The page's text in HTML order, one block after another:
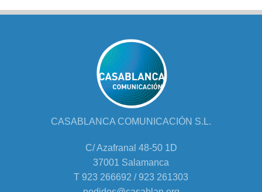
CASABLANCA COMUNICACIÓN S.L.
C/ Azafranal 48-50 1D
37001 Salamanca
T 923 266692 / 923 261303